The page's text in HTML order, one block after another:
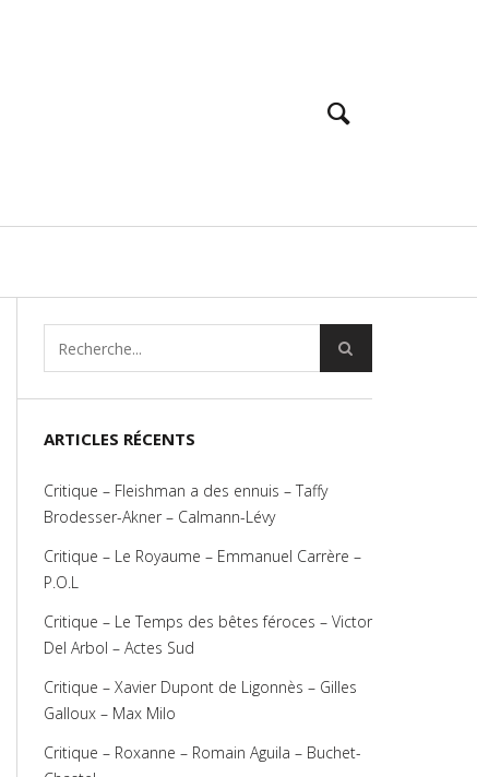
ARTICLES RÉCENTS
Critique – Fleishman a des ennuis – Taffy
Brodesser-Akner – Calmann-Lévy
Critique – Le Royaume – Emmanuel Carrère –
P.O.L
Critique – Le Temps des bêtes féroces – Victor
Del Arbol – Actes Sud
Critique – Xavier Dupont de Ligonnès – Gilles
Galloux – Max Milo
Critique – Roxanne – Romain Aguila – Buchet-